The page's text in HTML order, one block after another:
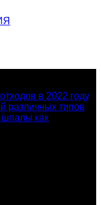
в 2022 году
различных типов
как